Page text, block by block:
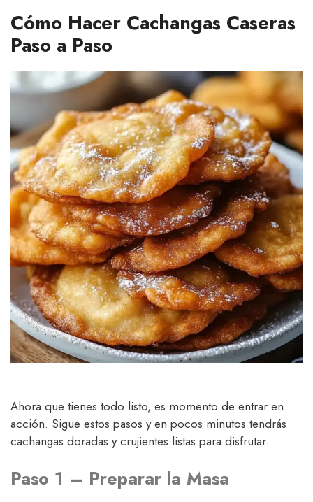
Cómo Hacer Cachangas Caseras
Paso a Paso
Ahora que tienes todo listo, es momento de entrar en
acción. Sigue estos pasos y en pocos minutos tendrás
cachangas doradas y crujientes listas para disfrutar.
Paso 1 – Preparar la Masa